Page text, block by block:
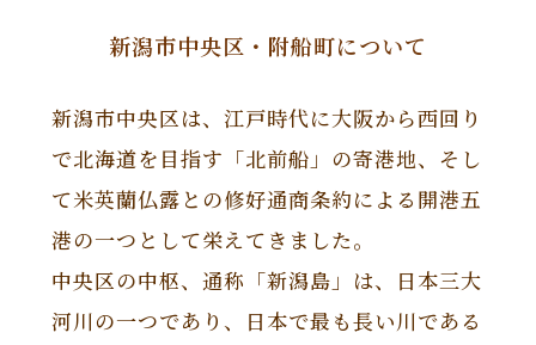
新潟市中央区・附船町について
新潟市中央区は、江戸時代に大阪から西回り
で北海道を目指す「北前船」の寄港地、そし
て米英蘭仏露との修好通商条約による開港五
港の一つとして栄えてきました。
中央区の中枢、通称「新潟島」は、日本三大
河川の一つであり、日本で最も長い川である